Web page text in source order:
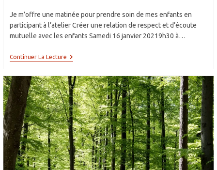
publication :
Je m’offre une matinée pour prendre soin de mes enfants en
participant à l’atelier Créer une relation de respect et d’écoute
mutuelle avec les enfants Samedi 16 janvier 20219h30 à…
Continuer La LectureAtelier
Janvier
« Créer
Une
Relation
De
Respect
Et
D’écoute
Mutuelle
Avec
Les
Enfants »